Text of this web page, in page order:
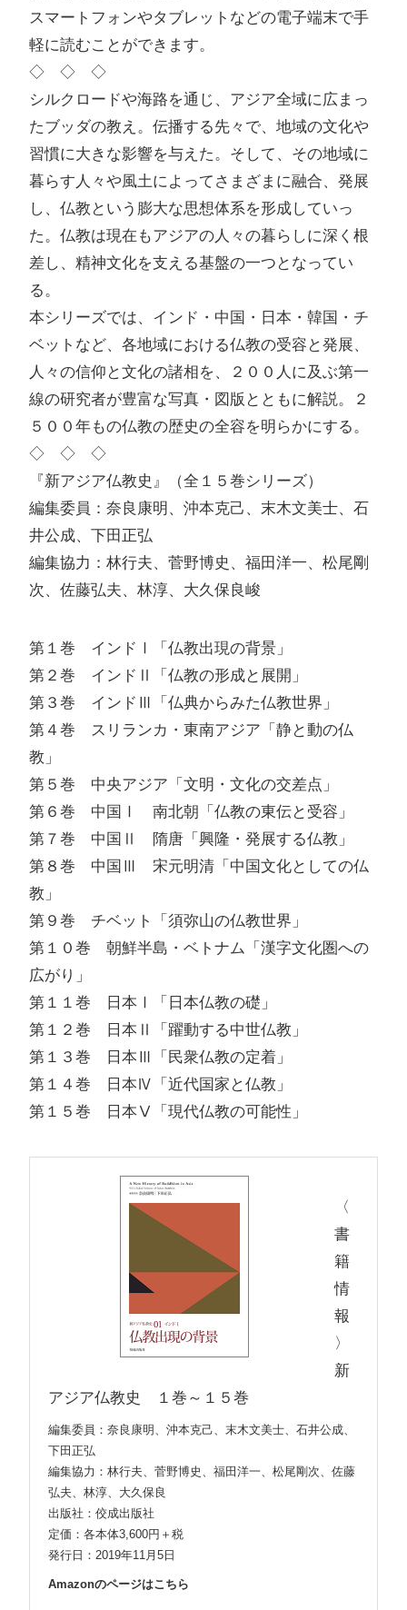
スマートフォンやタブレットなどの電子端末で手
軽に読むことができます。
◇ ◇ ◇
シルクロードや海路を通じ、アジア全域に広まっ
たブッダの教え。伝播する先々で、地域の文化や
習慣に大きな影響を与えた。そして、その地域に
暮らす人々や風土によってさまざまに融合、発展
し、仏教という膨大な思想体系を形成していっ
た。仏教は現在もアジアの人々の暮らしに深く根
差し、精神文化を支える基盤の一つとなってい
る。
本シリーズでは、インド・中国・日本・韓国・チ
ベットなど、各地域における仏教の受容と発展、
人々の信仰と文化の諸相を、２００人に及ぶ第一
線の研究者が豊富な写真・図版とともに解説。２
５００年もの仏教の歴史の全容を明らかにする。
◇ ◇ ◇
『新アジア仏教史』（全１５巻シリーズ）
編集委員：奈良康明、沖本克己、末木文美士、石
井公成、下田正弘
編集協力：林行夫、菅野博史、福田洋一、松尾剛
次、佐藤弘夫、林淳、大久保良峻
第１巻 インドⅠ「仏教出現の背景」
第２巻 インドⅡ「仏教の形成と展開」
第３巻 インドⅢ「仏典からみた仏教世界」
第４巻 スリランカ・東南アジア「静と動の仏
教」
第５巻 中央アジア「文明・文化の交差点」
第６巻 中国Ⅰ 南北朝「仏教の東伝と受容」
第７巻 中国Ⅱ 隋唐「興隆・発展する仏教」
第８巻 中国Ⅲ 宋元明清「中国文化としての仏
教」
第９巻 チベット「須弥山の仏教世界」
第１０巻 朝鮮半島・ベトナム「漢字文化圏への
広がり」
第１１巻 日本Ⅰ「日本仏教の礎」
第１２巻 日本Ⅱ「躍動する中世仏教」
第１３巻 日本Ⅲ「民衆仏教の定着」
第１４巻 日本Ⅳ「近代国家と仏教」
第１５巻 日本Ⅴ「現代仏教の可能性」
〈
書
籍
情
報
〉
新
アジア仏教史 １巻～１５巻
編集委員：奈良康明、沖本克己、末木文美士、石井公成、
下田正弘
編集協力：林行夫、菅野博史、福田洋一、松尾剛次、佐藤
弘夫、林淳、大久保良
出版社：佼成出版社
定価：各本体3,600円＋税
発行日：2019年11月5日
Amazonのページはこちら